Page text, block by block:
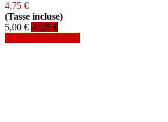
4,75 €
(Tasse incluse)
5,00 € -0,25 €